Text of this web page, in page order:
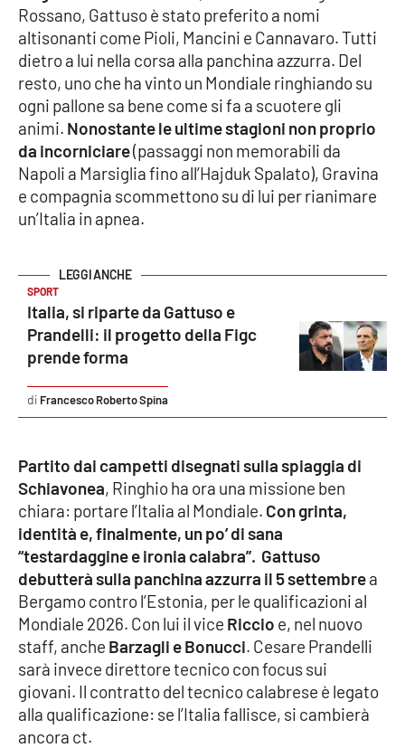
EDIZIONI
LOCALI
Catanzaro
Crotone
Vibo Valentia
Cosenza
Lamezia Terme
PROGETTI
LACALABRIAVISIONE
Destinazioni
Eventi
Food
Storie
Rossano, Gattuso è stato preferito a nomi
altisonanti come Pioli, Mancini e Cannavaro. Tutti
dietro a lui nella corsa alla panchina azzurra. Del
resto, uno che ha vinto un Mondiale ringhiando su
ogni pallone sa bene come si fa a scuotere gli
animi. Nonostante le ultime stagioni non proprio
da incorniciare(passaggi non memorabili da
Napoli a Marsiglia fino all’Hajduk Spalato), Gravina
e compagnia scommettono su di lui per rianimare
un’Italia in apnea.
SPORT
Italia, si riparte da Gattuso e
Prandelli: il progetto della Figc
prende forma
Francesco Roberto Spina
Partito dai campetti disegnati sulla spiaggia di
Schiavonea, Ringhio ha ora una missione ben
chiara: portare l’Italia al Mondiale. Con grinta,
identità e, finalmente, un po’ di sana
“testardaggine e ironia calabra”. Gattuso
debutterà sulla panchina azzurra il 5 settembrea
Bergamo contro l’Estonia, per le qualificazioni al
Mondiale 2026. Con lui il vice Riccio e, nel nuovo
staff, anche Barzagli e Bonucci. Cesare Prandelli
sarà invece direttore tecnico con focus sui
giovani. Il contratto del tecnico calabrese è legato
alla qualificazione: se l’Italia fallisce, si cambierà
ancora ct.